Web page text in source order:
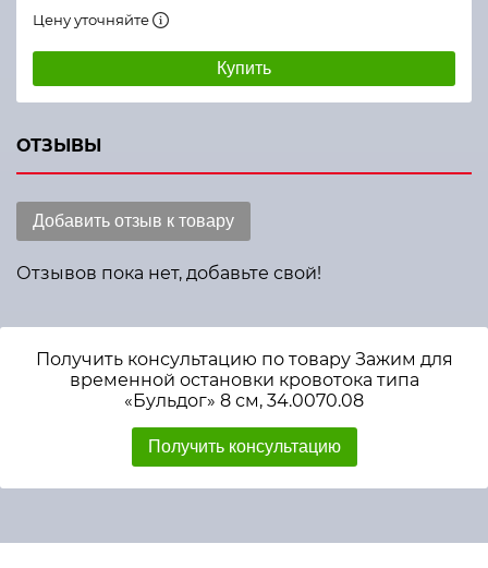
Цену уточняйте
Купить
ОТЗЫВЫ
Добавить отзыв к товару
Отзывов пока нет, добавьте свой!
Получить консультацию по товару Зажим для
временной остановки кровотока типа
«Бульдог» 8 см, 34.0070.08
Получить консультацию